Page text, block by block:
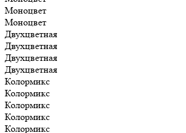
Моноцвет
Моноцвет
Двухцветная
Двухцветная
Двухцветная
Двухцветная
Колормикс
Колормикс
Колормикс
Колормикс
Колормикс